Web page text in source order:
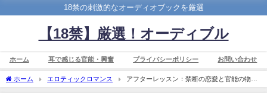
18禁の刺激的なオーディオブックを厳選
【18禁】厳選！オーディブル
ホーム 耳で感じる官能・興奮 プライバシーポリシー お問い合わせ
ホーム エロティックロマンス
アフターレッスン：禁断の恋愛と官能の物語
が待っている